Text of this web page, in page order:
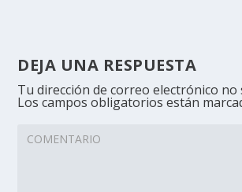
DEJA UNA RESPUESTA
Tu dirección de correo electrónico no
Los campos obligatorios están